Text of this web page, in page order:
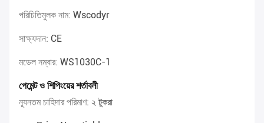
পরিচিতিমুলক নাম: Wscodyr
সাক্ষ্যদান: CE
মডেল নম্বার: WS1030C-1
পেমেন্ট ও শিপিংয়ের শর্তাবলী
ন্যূনতম চাহিদার পরিমাণ: ২ টুকরা